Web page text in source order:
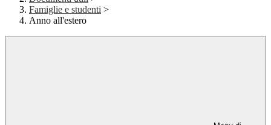
Famiglie e studenti >
Anno all'estero